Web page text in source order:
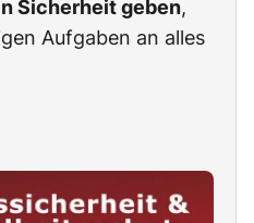
Sicherheit geben,
Aufgaben an alles